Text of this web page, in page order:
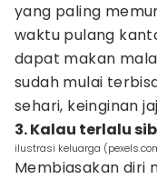
yang paling
waktu pulang
dapat makan
sudah mulai
sehari, keinginan
3. Kalau terlalu
ilustrasi keluarga
Membiasakan diri